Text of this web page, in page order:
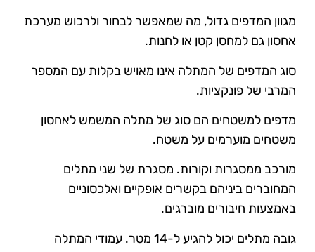
מגוון המדפים גדול, מה שמאפשר לבחור ולרכוש מערכת
אחסון גם למחסן קטן או לחנות.
סוג המדפים של המתלה אינו מאויש בקלות עם המספר
המרבי של פונקציות.
מדפים למשטחים הם סוג של מתלה המשמש לאחסון
משטחים מוערמים על משטח.
מורכב ממסגרות וקורות. מסגרת של שני מתלים
המחוברים ביניהם בקשרים אופקיים ואלכסוניים
באמצעות חיבורים מוברגים.
גובה מתלים יכול להגיע ל-14 מטר. עמודי המתלה